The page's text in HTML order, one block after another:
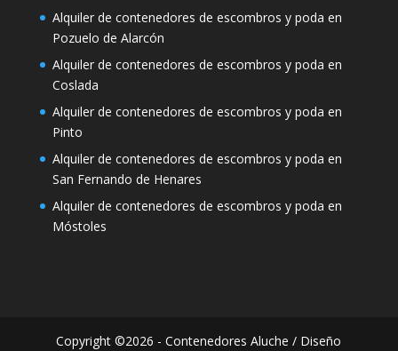
Alquiler de contenedores de escombros y poda en
Pozuelo de Alarcón
Alquiler de contenedores de escombros y poda en
Coslada
Alquiler de contenedores de escombros y poda en
Pinto
Alquiler de contenedores de escombros y poda en
San Fernando de Henares
Alquiler de contenedores de escombros y poda en
Móstoles
Copyright ©2026 - Contenedores Aluche / Diseño